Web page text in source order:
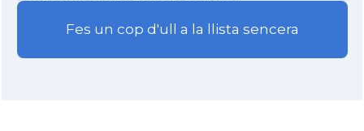
Acció ACCIÓ Miami
Fes un cop d'ull a la llista sencera